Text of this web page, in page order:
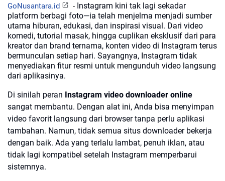
GoNusantara.id - Instagram kini tak lagi sekadar
platform berbagi foto—ia telah menjelma menjadi sumber
utama hiburan, edukasi, dan inspirasi visual. Dari video
komedi, tutorial masak, hingga cuplikan eksklusif dari para
kreator dan brand ternama, konten video di Instagram terus
bermunculan setiap hari. Sayangnya, Instagram tidak
menyediakan fitur resmi untuk mengunduh video langsung
dari aplikasinya.
Di sinilah peran Instagram video downloader online
sangat membantu. Dengan alat ini, Anda bisa menyimpan
video favorit langsung dari browser tanpa perlu aplikasi
tambahan. Namun, tidak semua situs downloader bekerja
dengan baik. Ada yang terlalu lambat, penuh iklan, atau
tidak lagi kompatibel setelah Instagram memperbarui
sistemnya.